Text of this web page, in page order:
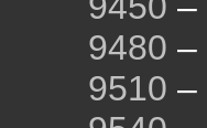
9480 –
9510 –